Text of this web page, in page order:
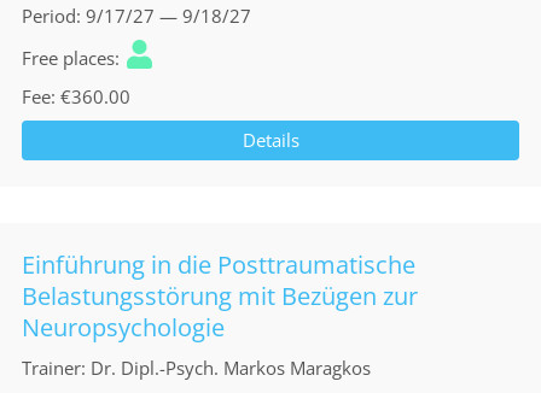
Period 9/17/27 — 9/18/27
Free places
Fee €360.00
Details
Einführung in die Posttraumatische
Belastungsstörung mit Bezügen zur
Neuropsychologie
Trainer Dr. Dipl.-Psych. Markos Maragkos